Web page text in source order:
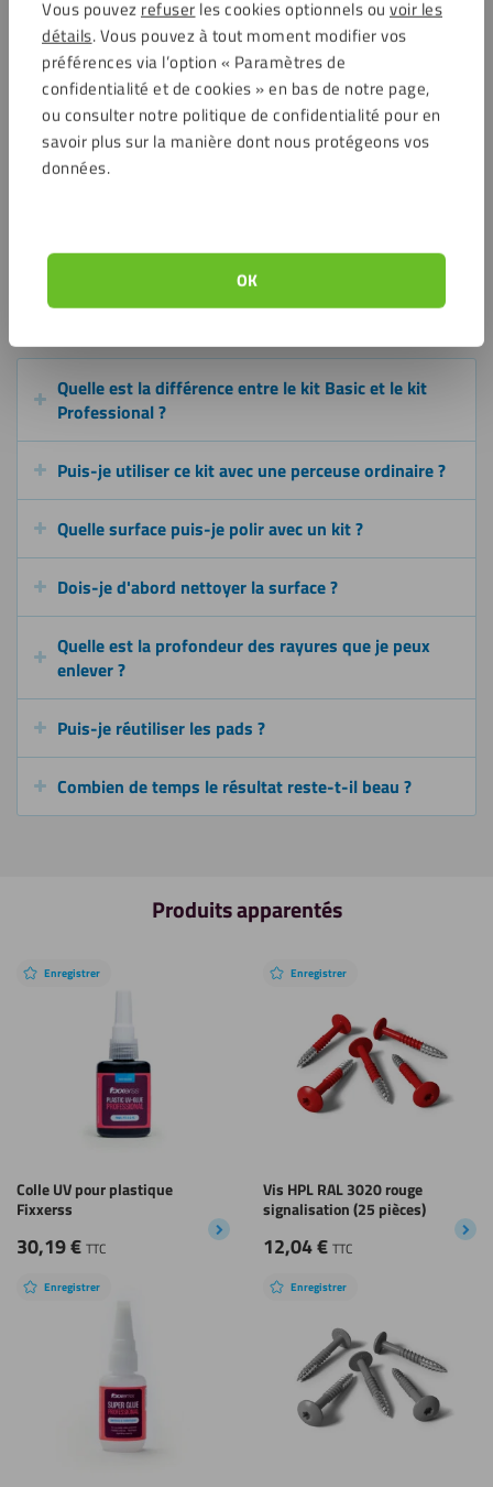
Vous pouvezrefuserles cookies optionnels ou voir les
détails. Vous pouvez à tout moment modifier vos
préférences via l’option « Paramètres de
confidentialité et de cookies » en bas de notre page,
ou consulter notre politique de confidentialité pour en
savoir plus sur la manière dont nous protégeons vos
données.
OK
Convient pour le plexiglass, l’acrylique et le polycarbonate.
Applicable sur les fenêtres de caravane, les phares, les
pare-brise et les vitrines.
Convient également pour le matériel d’exposition, les
capots de protection, les meubles en acrylique et les abat-
jour.
Utile pour le commerce de détail, l’intérieur, l’automobile,
zones mates et la restauration de la clarté optique.
Quelle est la différence entre le kit Basic et le kit
Professional ?
Puis-je utiliser ce kit avec une perceuse ordinaire ?
Quelle surface puis-je polir avec un kit ?
Dois-je d'abord nettoyer la surface ?
Quelle est la profondeur des rayures que je peux
enlever ?
Puis-je réutiliser les pads ?
Combien de temps le résultat reste-t-il beau ?
Produits apparentés
Enregistrer
Colle UV pour plastique
Fixxerss
30,19€ TTC
Enregistrer
Vis HPL RAL 3020 rouge
signalisation (25 pièces)
12,04€ TTC
Enregistrer Enregistrer